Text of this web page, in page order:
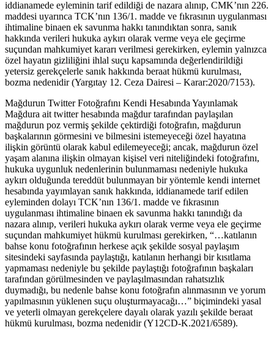
iddianamede eyleminin tarif edildiği de nazara alınıp, CMK’nın 226.
maddesi uyarınca TCK’nın 136/1. madde ve fıkrasının uygulanması
ihtimaline binaen ek savunma hakkı tanındıktan sonra, sanık
hakkında verileri hukuka aykırı olarak verme veya ele geçirme
suçundan mahkumiyet kararı verilmesi gerekirken, eylemin yalnızca
özel hayatın gizliliğini ihlal suçu kapsamında değerlendirildiği
yetersiz gerekçelerle sanık hakkında beraat hükmü kurulması,
bozma nedenidir (Yargıtay 12. Ceza Dairesi – Karar:2020/7153).
Mağdurun Twitter Fotoğrafını Kendi Hesabında Yayınlamak
Mağdura ait twitter hesabında mağdur tarafından paylaşılan
mağdurun poz vermiş şekilde çektirdiği fotoğrafın, mağdurun
başkalarının görmesini ve bilmesini istemeyeceği özel hayatına
ilişkin görüntü olarak kabul edilemeyeceği; ancak, mağdurun özel
yaşam alanına ilişkin olmayan kişisel veri niteliğindeki fotoğrafını,
hukuka uygunluk nedenlerinin bulunmaması nedeniyle hukuka
aykırı olduğunda tereddüt bulunmayan bir yöntemle kendi internet
hesabında yayımlayan sanık hakkında, iddianamede tarif edilen
eyleminden dolayı TCK’nın 136/1. madde ve fıkrasının
uygulanması ihtimaline binaen ek savunma hakkı tanındığı da
nazara alınıp, verileri hukuka aykırı olarak verme veya ele geçirme
suçundan mahkumiyet hükmü kurulması gerekirken, “…katılanın
bahse konu fotoğrafının herkese açık şekilde sosyal paylaşım
sitesindeki sayfasında paylaştığı, katılanın herhangi bir kısıtlama
yapmaması nedeniyle bu şekilde paylaştığı fotoğrafının başkaları
tarafından görülmesinden ve paylaşılmasından rahatsızlık
duymadığı, bu nedenle bahse konu fotoğrafın alınmasının ve yorum
yapılmasının yüklenen suçu oluşturmayacağı…” biçimindeki yasal
ve yeterli olmayan gerekçelere dayalı olarak yazılı şekilde beraat
hükmü kurulması, bozma nedenidir (Y12CD-K.2021/6589).